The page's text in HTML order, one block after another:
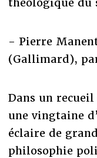
- Pierre
(Gallimard),
Dans un
une vingtaine
éclaire de
philosophie